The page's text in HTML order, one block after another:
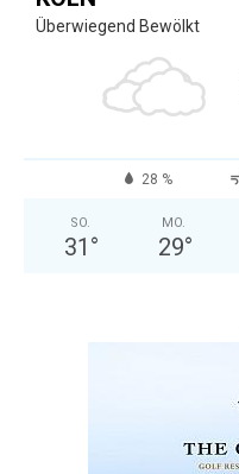
Überwiegend Bewölkt
28 %
SO.
31 °
MO.
29°